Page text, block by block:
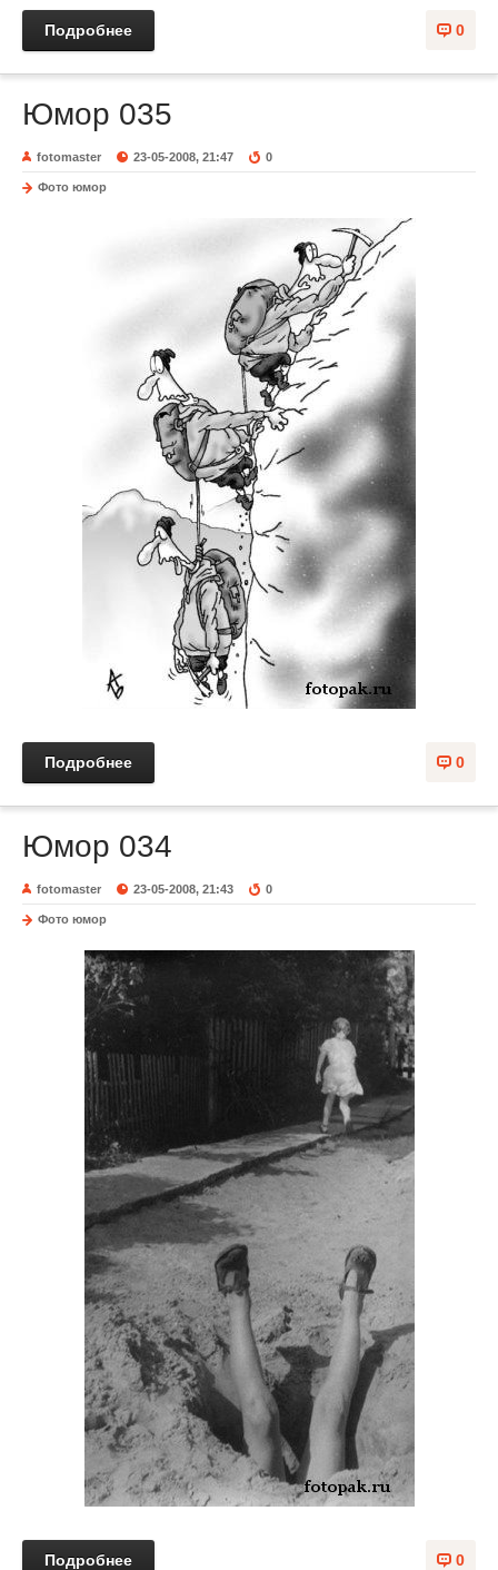
0
Подробнее
Юмор 035
fotomaster 23-05-2008, 21:47 0
Фото юмор
0
Подробнее
Юмор 034
fotomaster 23-05-2008, 21:43 0
Фото юмор
0
Подробнее